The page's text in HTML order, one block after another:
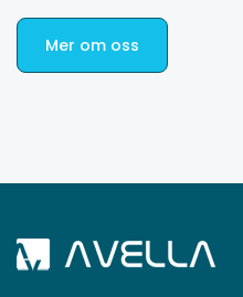
Mer om oss